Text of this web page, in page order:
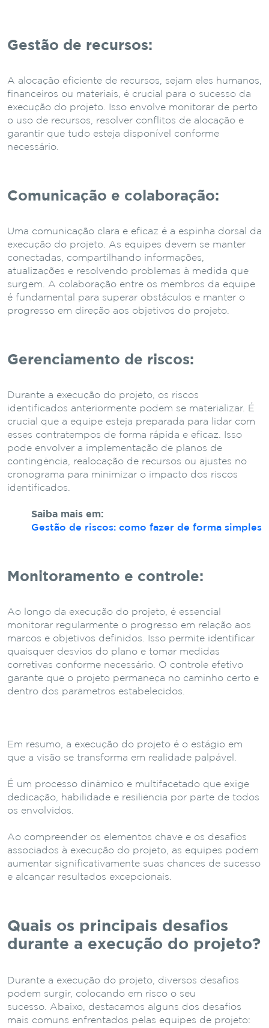
Gestão de recursos:
A alocação eficiente de recursos, sejam eles humanos,
financeiros ou materiais, é crucial para o sucesso da
execução do projeto. Isso envolve monitorar de perto
o uso de recursos, resolver conflitos de alocação e
garantir que tudo esteja disponível conforme
necessário.
Comunicação e colaboração:
Uma comunicação clara e eficaz é a espinha dorsal da
execução do projeto. As equipes devem se manter
conectadas, compartilhando informações,
atualizações e resolvendo problemas à medida que
surgem. A colaboração entre os membros da equipe
é fundamental para superar obstáculos e manter o
progresso em direção aos objetivos do projeto.
Gerenciamento de riscos:
Durante a execução do projeto, os riscos
identificados anteriormente podem se materializar. É
crucial que a equipe esteja preparada para lidar com
esses contratempos de forma rápida e eficaz. Isso
pode envolver a implementação de planos de
contingência, realocação de recursos ou ajustes no
cronograma para minimizar o impacto dos riscos
identificados.
Saiba mais em:
Gestão de riscos: como fazer de forma simples
Monitoramento e controle:
Ao longo da execução do projeto, é essencial
monitorar regularmente o progresso em relação aos
marcos e objetivos definidos. Isso permite identificar
quaisquer desvios do plano e tomar medidas
corretivas conforme necessário. O controle efetivo
garante que o projeto permaneça no caminho certo e
dentro dos parâmetros estabelecidos.
Em resumo, a execução do projeto é o estágio em
que a visão se transforma em realidade palpável.
É um processo dinâmico e multifacetado que exige
dedicação, habilidade e resiliência por parte de todos
os envolvidos.
Ao compreender os elementos chave e os desafios
associados à execução do projeto, as equipes podem
aumentar significativamente suas chances de sucesso
e alcançar resultados excepcionais.
Quais os principais desafios
durante a execução do projeto?
Durante a execução do projeto, diversos desafios
podem surgir, colocando em risco o seu
sucesso. Abaixo, destacamos alguns dos desafios
mais comuns enfrentados pelas equipes de projeto: